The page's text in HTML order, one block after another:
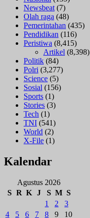
Newsbeat (7)
Olah raga (48)
Pemerintahan (435)
Pendidikan (116)
Peristiwa (8,415)
Artikel (8,398)
Politik (84)
Polri (3,277)
Science (5)
Sosial (156)
Sports (1)
Stories (3)
Tech (1)
TNI (541)
World (2)
X-File (1)
Kalendar
Agustus 2026
S R K J S M S
1
2
3
4
5 6 7 8 9 10